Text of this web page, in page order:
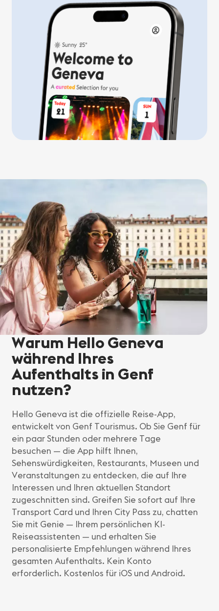
Warum Hello Geneva
während Ihres
Aufenthalts in Genf
nutzen?
Hello Geneva ist die offizielle Reise-App,
entwickelt von Genf Tourismus. Ob Sie Genf für
ein paar Stunden oder mehrere Tage
besuchen — die App hilft Ihnen,
Sehenswürdigkeiten, Restaurants, Museen und
Veranstaltungen zu entdecken, die auf Ihre
Interessen und Ihren aktuellen Standort
zugeschnitten sind. Greifen Sie sofort auf Ihre
Transport Card und Ihren City Pass zu, chatten
Sie mit Genie — Ihrem persönlichen KI-
Reiseassistenten — und erhalten Sie
personalisierte Empfehlungen während Ihres
gesamten Aufenthalts. Kein Konto
erforderlich. Kostenlos für iOS und Android.